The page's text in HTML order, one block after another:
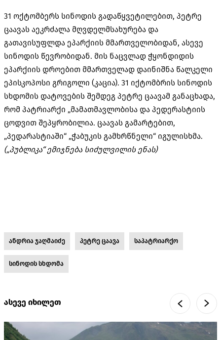
31 ოქტომბერს სინოდის გადაწყვეტილებით, პეტრე
ცაავას აეკრძალა მღვდელმსახურება და
გათავისუფლდა ეპარქიის მმართველობიდან, ასევე
სინოდის წევრობიდან. მის ნაცვლად ჭყონდიდის
ეპარქიის დროებით მმართველად დაინიშნა წალკელი
ეპისკოპოსი გრიგოლი (კაცია). 31 იქტომბრის სინოდის
სხდომის დატოვების შემდეგ პეტრე ცაავამ განაცხადა,
რომ პატრიარქი „მამათმავლობისა და პედერასტიის
ცოდვით შეპყრობილია. ცაავას გამარტებით,
„პედარასტიაში“ „ჭაბუკის გამხრწნელი“ იგულისხმა.
(„პუბლიკა“ ემიჯნება სიძულვილის ენას)
ანდრია ჯაღმაიძე პეტრე ცაავა საპატრიარქო
სინოდის სხდომა
ასევე იხილეთ